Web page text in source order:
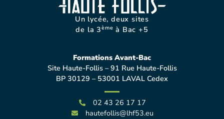
Un lycée, deux sites
de la 3ème à Bac +5
Formations Avant-Bac
Site Haute-Follis – 91 Rue Haute-Follis
BP 30129 – 53001 LAVAL Cedex
02 43 26 17 17
hautefollis@lhf53.eu